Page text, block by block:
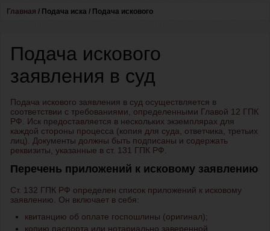
Главная / Подача иска / Подача искового
Подача искового
заявления в суд
Подача искового заявления в суд осуществляется в
соответствии с требованиями, определенными Главой 12 ГПК
РФ. Иск предоставляется в нескольких экземплярах для
каждой стороны процесса (копия для суда, ответчика, третьих
лиц). Документы должны быть подписаны и содержать
реквизиты, указанные в ст. 131 ГПК РФ.
Перечень приложений к исковому заявлению
Ст. 132 ГПК РФ определен список приложений к исковому
заявлению. Он включает в себя:
квитанцию об оплате госпошлины (оригинал);
копию паспорта или нотариально заверенной